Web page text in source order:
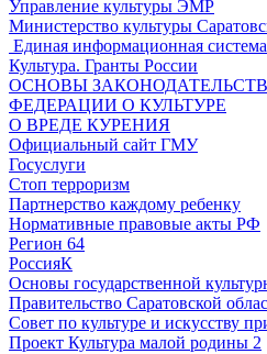
Управление культуры ЭМР
Министерство культуры
Единая информационная
Культура. Гранты России
ОСНОВЫ
ФЕДЕРАЦИИ О КУЛЬТУРЕ
О ВРЕДЕ КУРЕНИЯ
Официальный сайт ГМУ
Госуслуги
Стоп терроризм
Партнерство каждому ребенку
Нормативные правовые акты РФ
Регион 64
РоссияК
Основы государственной
Правительство Саратовской
Совет по культуре и искусству
Проект Культура малой родины 2